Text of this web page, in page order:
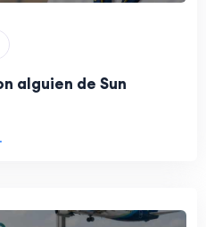
alguien de Sun